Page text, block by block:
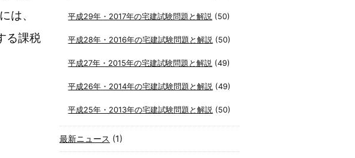
は、
る課税
平成29年・2017年の宅建試験問題と解説 (50)
平成28年・2016年の宅建試験問題と解説 (50)
平成27年・2015年の宅建試験問題と解説 (49)
平成26年・2014年の宅建試験問題と解説 (49)
平成25年・2013年の宅建試験問題と解説 (50)
最新ニュース (1)